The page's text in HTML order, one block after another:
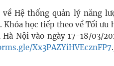
Hệ thống quản lý năng
học tiếp theo về Tối ưu
Nội vào ngày 17-18/03/
Xx3PAZYiHVEcznFP7